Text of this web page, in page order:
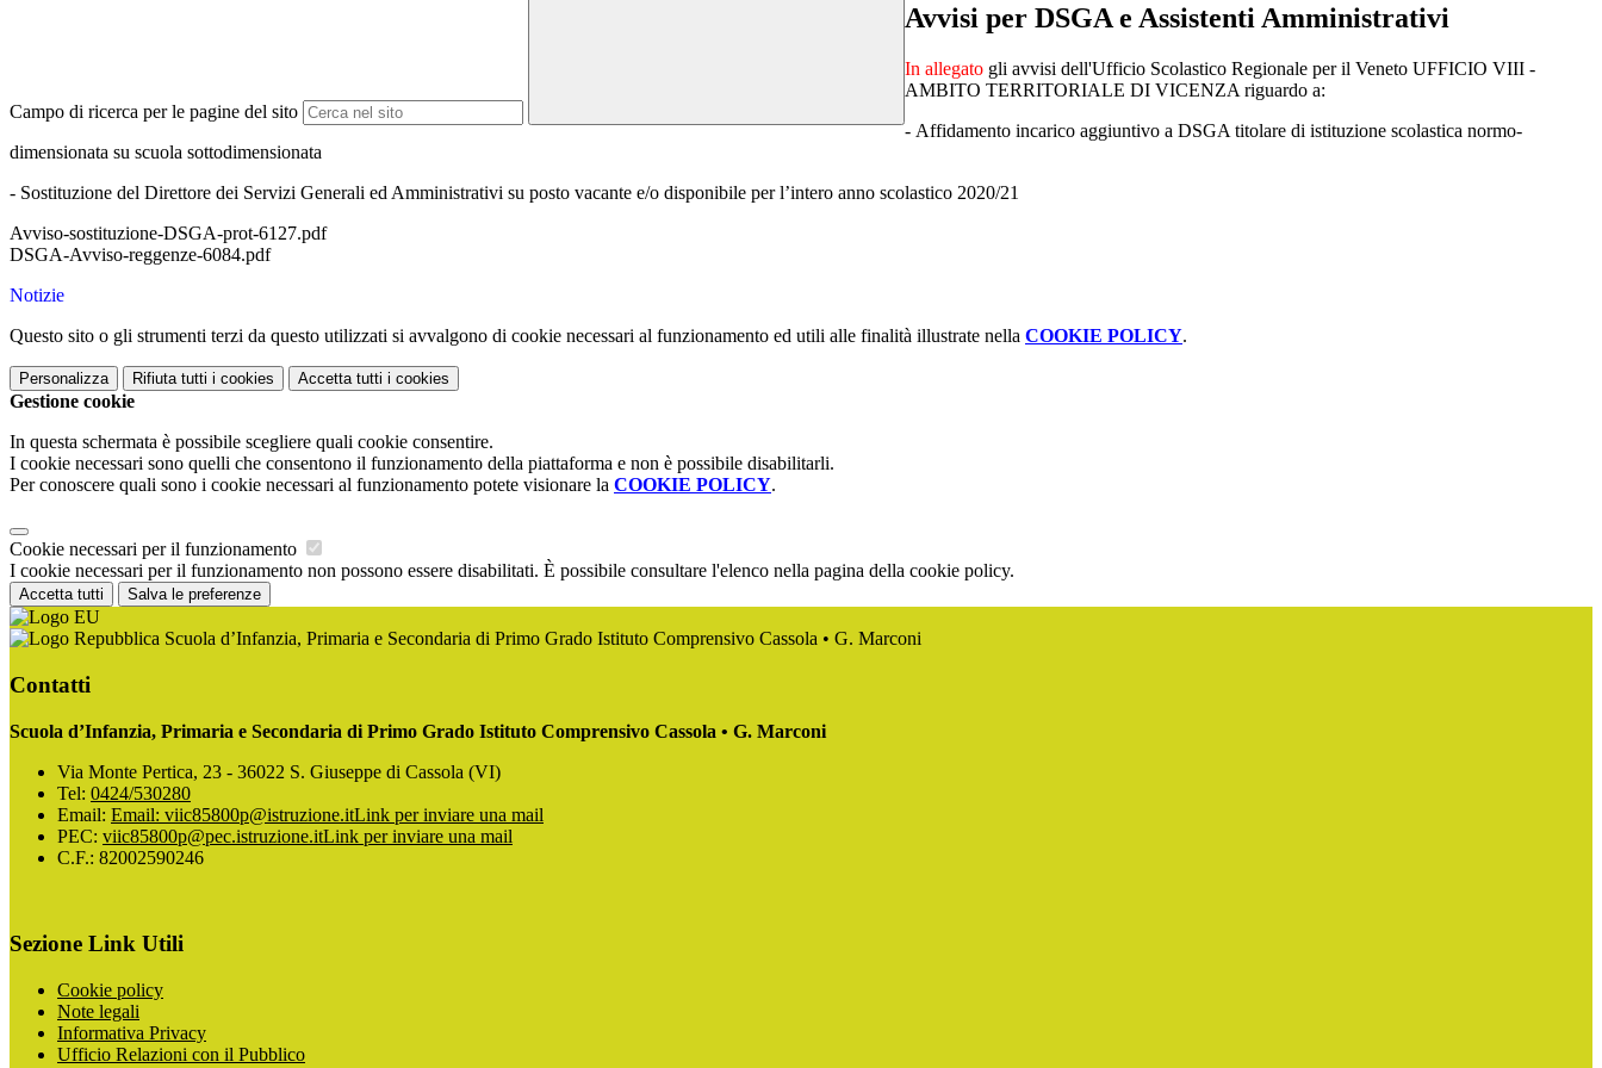
Campo di ricerca per le pagine del sito
Avvisi per DSGA e Assistenti Amministrativi
In allegato gli avvisi dell'Ufficio Scolastico Regionale per il Veneto UFFICIO VIII -
AMBITO TERRITORIALE DI VICENZA riguardo a:
- Affidamento incarico aggiuntivo a DSGA titolare di istituzione scolastica normo-
dimensionata su scuola sottodimensionata
- Sostituzione del Direttore dei Servizi Generali ed Amministrativi su posto vacante e/o disponibile per l’intero anno scolastico 2020/21
Avviso-sostituzione-DSGA-prot-6127.pdf
DSGA-Avviso-reggenze-6084.pdf
Notizie
Questo sito o gli strumenti terzi da questo utilizzati si avvalgono di cookie necessari al funzionamento ed utili alle finalità illustrate nella COOKIE POLICY.
Personalizza Rifiuta tutti i cookies Accetta tutti i cookies
Gestione cookie
In questa schermata è possibile scegliere quali cookie consentire.
I cookie necessari sono quelli che consentono il funzionamento della piattaforma e non è possibile disabilitarli.
Per conoscere quali sono i cookie necessari al funzionamento potete visionare la COOKIE POLICY.
Cookie necessari per il funzionamento
I cookie necessari per il funzionamento non possono essere disabilitati. È possibile consultare l'elenco nella pagina della cookie policy.
Accetta tutti Salva le preferenze
Scuola d’Infanzia, Primaria e Secondaria di Primo Grado Istituto Comprensivo Cassola • G. Marconi
Contatti
Scuola d’Infanzia, Primaria e Secondaria di Primo Grado Istituto Comprensivo Cassola • G. Marconi
Via Monte Pertica, 23 - 36022 S. Giuseppe di Cassola (VI)
Tel: 0424/530280
Email: Email: viic85800p@istruzione.itLink per inviare una mail
PEC: viic85800p@pec.istruzione.itLink per inviare una mail
C.F.: 82002590246
Sezione Link Utili
Cookie policy
Note legali
Informativa Privacy
Ufficio Relazioni con il Pubblico